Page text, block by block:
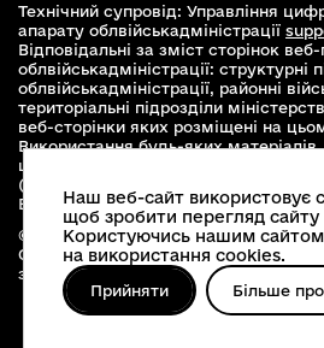
Технічний супровід: Управління
апарату облвійськадміністрації
Відповідальні за зміст сторінок
облвійськадміністрації: структурні
облвійськадміністрації, районні
територіальні підрозділи
веб-сторінки яких розміщені на
Використання будь-яких
цьому сайті, дозволяється при
(для інтернет-видань -
Вінницької облвійськадміністрації
© 2026 Весь контент доступний за
Commons Attribution 4.0
зазначено інше
Наш веб-сайт використовує
щоб зробити перегляд
Користуючись нашим
на використання cookies.
Прийняти Більше